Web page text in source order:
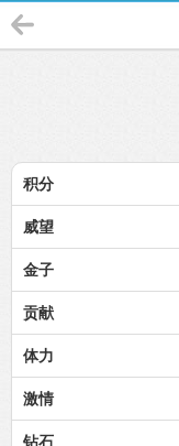
积分
威望
金子
贡献
体力
激情
钻石